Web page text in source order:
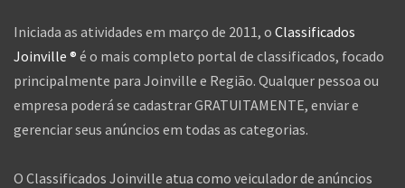
Iniciada as atividades em março de 2011, o Classificados
Joinville ® é o mais completo portal de classificados, focado
principalmente para Joinville e Região. Qualquer pessoa ou
empresa poderá se cadastrar GRATUITAMENTE, enviar e
gerenciar seus anúncios em todas as categorias.
O Classificados Joinville atua como veiculador de anúncios